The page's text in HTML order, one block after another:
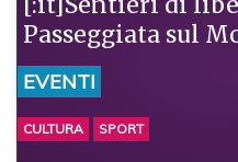
Passeggiata sul
EVENTI
CULTURA SPORT